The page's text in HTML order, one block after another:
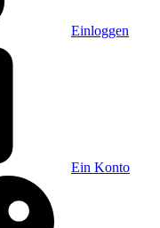
Einloggen
Ein Konto